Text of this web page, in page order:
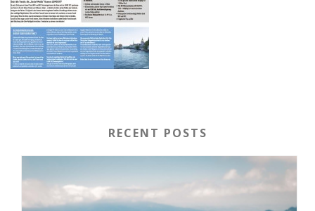
RECENT POSTS